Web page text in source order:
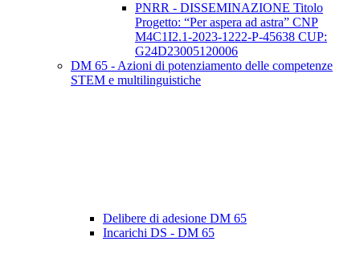
PNRR - DISSEMINAZIONE Titolo
Progetto: “Per aspera ad astra” CNP
M4C1I2.1-2023-1222-P-45638 CUP:
G24D23005120006
DM 65 - Azioni di potenziamento delle competenze
STEM e multilinguistiche
Delibere di adesione DM 65
Incarichi DS - DM 65